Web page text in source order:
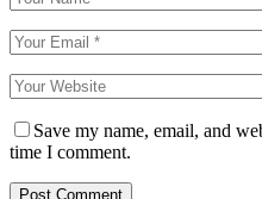
Save my name, email, and
time I comment.